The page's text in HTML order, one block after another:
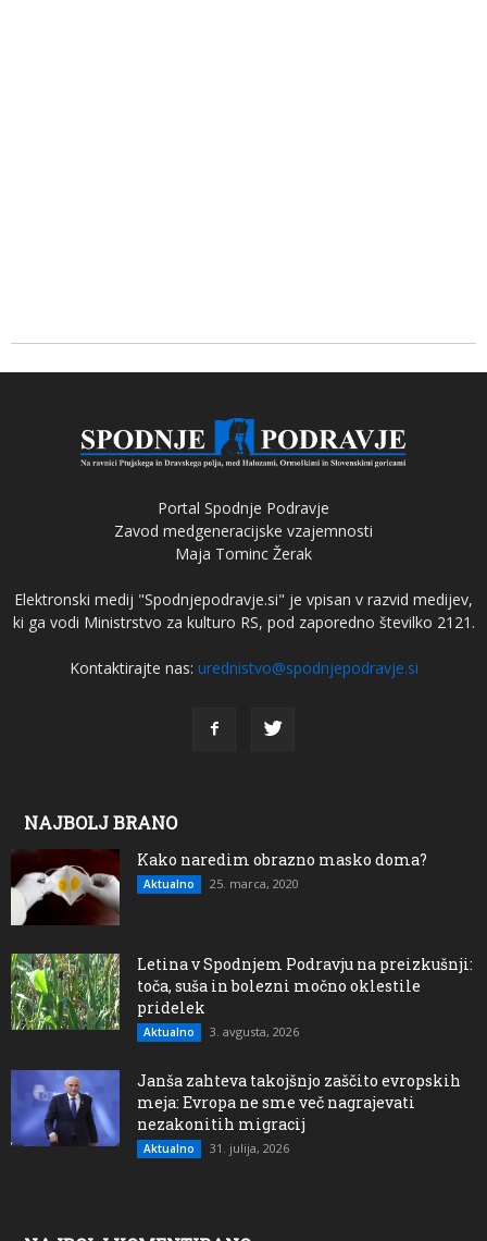
Portal Spodnje Podravje
Zavod medgeneracijske vzajemnosti
Maja Tominc Žerak
Elektronski medij "Spodnjepodravje.si" je vpisan v razvid medijev,
ki ga vodi Ministrstvo za kulturo RS, pod zaporedno številko 2121.
Kontaktirajte nas: urednistvo@spodnjepodravje.si
NAJBOLJ BRANO
Kako naredim obrazno masko doma?
Aktualno 25. marca, 2020
Letina v Spodnjem Podravju na preizkušnji:
toča, suša in bolezni močno oklestile
pridelek
Aktualno 3. avgusta, 2026
Janša zahteva takojšnjo zaščito evropskih
meja: Evropa ne sme več nagrajevati
nezakonitih migracij
Aktualno 31. julija, 2026